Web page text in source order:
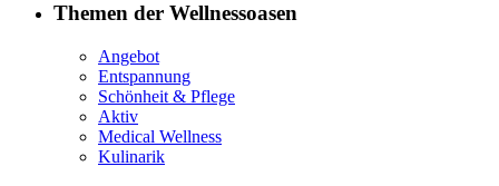
Themen der Wellnessoasen
Angebot
Entspannung
Schönheit & Pflege
Aktiv
Medical Wellness
Kulinarik